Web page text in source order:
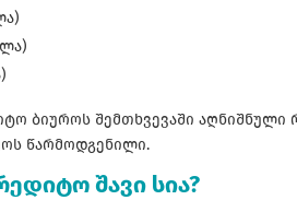
ბიუროს შემთხვევაში აღნიშნული
წარმოდგენილი.
შავი სია?